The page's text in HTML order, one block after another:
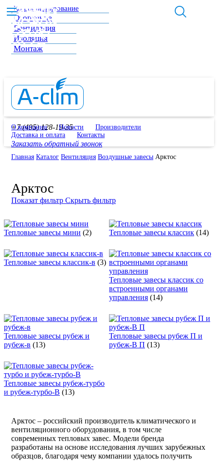
Кондиционирование
Отопление
Вентиляция
Изоляция
Монтаж
+7 (495) 128-19-35
Заказать обратный звонок
О компании Новости
Производители
Доставка и оплата
Контакты
Главная Каталог Вентиляция Воздушные завесы Арктос
Арктос
Показат фильтр Скрыть фильтр
Тепловые завесы мини (2) Тепловые завесы классик (14)
Тепловые завесы классик-в (3)
Тепловые завесы классик со
встроенными органами
управления (14)
Тепловые завесы рубеж и
рубеж-в (13)
Тепловые завесы рубеж П и
рубеж-В П (13)
Тепловые завесы рубеж-турбо
и рубеж-турбо-В (13)
Арктос – российский производитель климатического и
вентиляционного оборудования, в том числе
современных тепловых завес. Модели бренда
разработаны на основе исследования лучших зарубежных
образцов, благодаря чему компании удалось получить